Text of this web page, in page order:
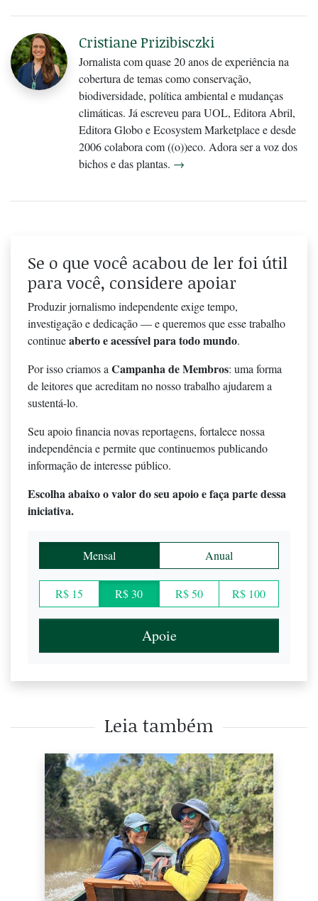
Cristiane Prizibisczki
Jornalista com quase 20 anos de experiência na
cobertura de temas como conservação,
biodiversidade, política ambiental e mudanças
climáticas. Já escreveu para UOL, Editora Abril,
Editora Globo e Ecosystem Marketplace e desde
2006 colabora com ((o))eco. Adora ser a voz dos
bichos e das plantas. →
Se o que você acabou de ler foi útil
para você, considere apoiar
Produzir jornalismo independente exige tempo,
investigação e dedicação — e queremos que esse trabalho
continueaberto e acessível para todo mundo.
Por isso criamos a Campanha de Membros: uma forma
de leitores que acreditam no nosso trabalho ajudarem a
sustentá-lo.
Seu apoio financia novas reportagens, fortalece nossa
independência e permite que continuemos publicando
informação de interesse público.
Escolha abaixo o valor do seu apoio e faça parte dessa
iniciativa.
Mensal Anual
R$ 15 R$ 30 R$ 50 R$ 100
Apoie
Leia também